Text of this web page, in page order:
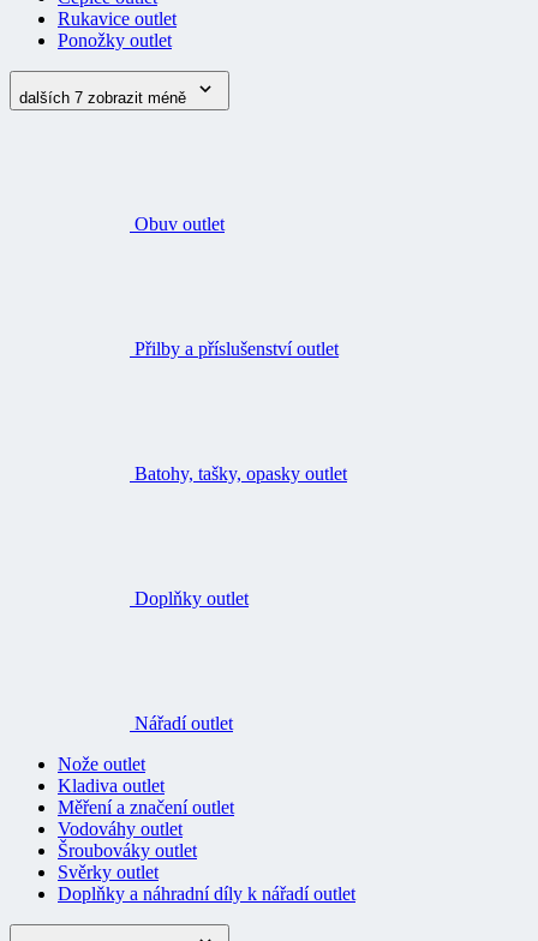
Rukavice outlet
Ponožky outlet
dalších 7 zobrazit méně
Obuv outlet
Přilby a příslušenství outlet
Batohy, tašky, opasky outlet
Doplňky outlet
Nářadí outlet
Nože outlet
Kladiva outlet
Měření a značení outlet
Vodováhy outlet
Šroubováky outlet
Svěrky outlet
Doplňky a náhradní díly k nářadí outlet